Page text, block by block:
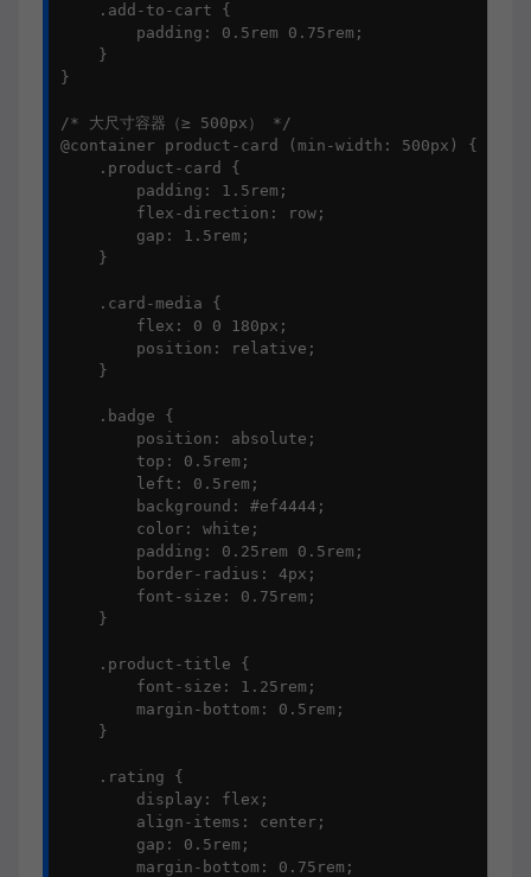
    .add-to-cart {
        padding: 0.5rem 0.75rem;
    }
}
/* 大尺寸容器（≥ 500px） */
@container product-card (min-width: 500px) {
    .product-card {
        padding: 1.5rem;
        flex-direction: row;
        gap: 1.5rem;
    }
    .card-media {
        flex: 0 0 180px;
        position: relative;
    }
    .badge {
        position: absolute;
        top: 0.5rem;
        left: 0.5rem;
        background: #ef4444;
        color: white;
        padding: 0.25rem 0.5rem;
        border-radius: 4px;
        font-size: 0.75rem;
    }
    .product-title {
        font-size: 1.25rem;
        margin-bottom: 0.5rem;
    }
    .rating {
        display: flex;
        align-items: center;
        gap: 0.5rem;
        margin-bottom: 0.75rem;